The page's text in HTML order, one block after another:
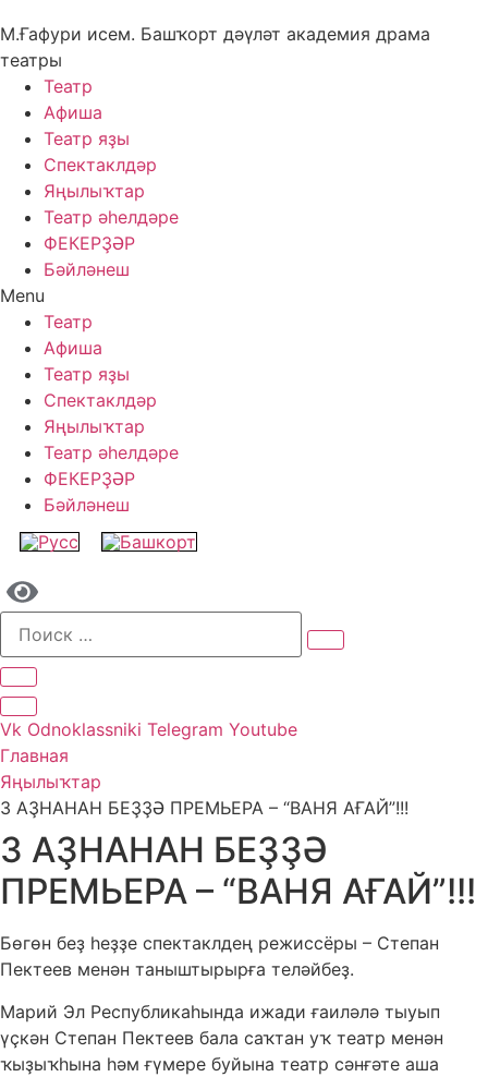
М.Ғафури исем. Башҡорт дәүләт академия драма
театры
Театр
Афиша
Театр яҙы
Спектаклдәр
Яңылыҡтар
Театр әһелдәре
ФЕКЕРҘӘР
Бәйләнеш
Menu
Театр
Афиша
Театр яҙы
Спектаклдәр
Яңылыҡтар
Театр әһелдәре
ФЕКЕРҘӘР
Бәйләнеш
Vk Odnoklassniki Telegram Youtube
Главная
Яңылыҡтар
3 АҘНАНАН БЕҘҘӘ ПРЕМЬЕРА – “ВАНЯ АҒАЙ”!!!
3 АҘНАНАН БЕҘҘӘ
ПРЕМЬЕРА – “ВАНЯ АҒАЙ”!!!
Бөгөн беҙ һеҙҙе спектаклдең режиссёры – Степан
Пектеев менән таныштырырға теләйбеҙ.
Марий Эл Республикаһында ижади ғаиләлә тыуып
үҫкән Степан Пектеев бала саҡтан уҡ театр менән
ҡыҙыҡһына һәм ғүмере буйына театр сәнғәте аша